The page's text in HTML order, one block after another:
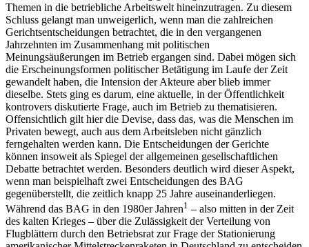
Schon immer war die Versuchung groß, allgemeine politische
Themen in die betriebliche Arbeitswelt hineinzutragen. Zu diesem
Schluss gelangt man unweigerlich, wenn man die zahlreichen
Gerichtsentscheidungen betrachtet, die in den vergangenen
Jahrzehnten im Zusammenhang mit politischen
Meinungsäußerungen im Betrieb ergangen sind. Dabei mögen sich
die Erscheinungsformen politischer Betätigung im Laufe der Zeit
gewandelt haben, die Intension der Akteure aber blieb immer
dieselbe. Stets ging es darum, eine aktuelle, in der Öffentlichkeit
kontrovers diskutierte Frage, auch im Betrieb zu thematisieren.
Offensichtlich gilt hier die Devise, dass das, was die Menschen im
Privaten bewegt, auch aus dem Arbeitsleben nicht gänzlich
ferngehalten werden kann. Die Entscheidungen der Gerichte
können insoweit als Spiegel der allgemeinen gesellschaftlichen
Debatte betrachtet werden. Besonders deutlich wird dieser Aspekt,
wenn man beispielhaft zwei Entscheidungen des BAG
gegenüberstellt, die zeitlich knapp 25 Jahre auseinanderliegen.
Während das BAG in den 1980er Jahren1 – also mitten in der Zeit
des kalten Krieges – über die Zulässigkeit der Verteilung von